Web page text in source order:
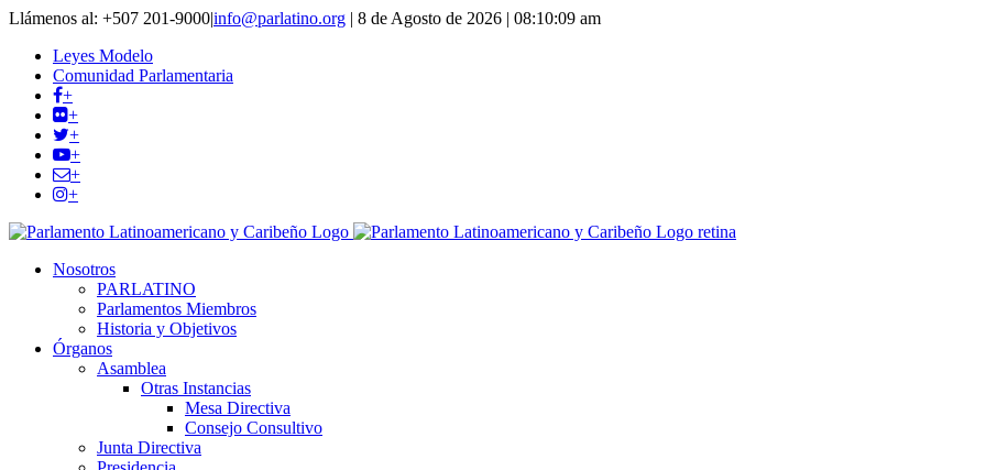
Llámenos al: +507 201-9000|info@parlatino.org | 8 de Agosto de 2026 | 08:10:09 am
Leyes Modelo
Comunidad Parlamentaria
+
+
+
+
+
+
Nosotros
PARLATINO
Parlamentos Miembros
Historia y Objetivos
Órganos
Asamblea
Otras Instancias
Mesa Directiva
Consejo Consultivo
Junta Directiva